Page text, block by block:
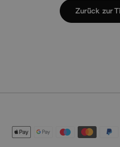
Zurück zur